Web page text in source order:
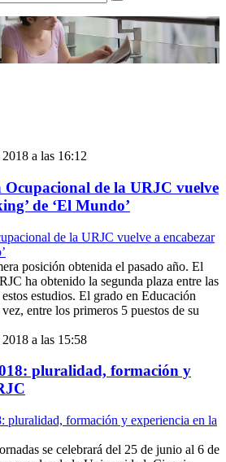
a las 16:12
de la URJC vuelve
de ‘El Mundo’
posición obtenida el pasado año. El
ha obtenido la segunda plaza entre las
estudios. El grado en Educación
entre los primeros 5 puestos de su
a las 15:58
pluralidad, formación y
se celebrará del 25 de junio al 6 de